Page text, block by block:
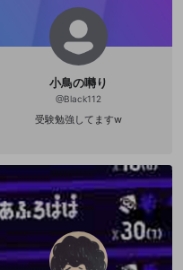
→http://twitter.com/roshen113 気軽
にフォローお願いします！
小鳥の囀り
@Black112
受験勉強してますw